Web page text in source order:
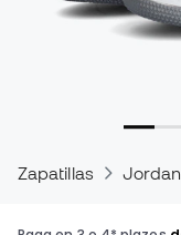
Zapatillas Jordan